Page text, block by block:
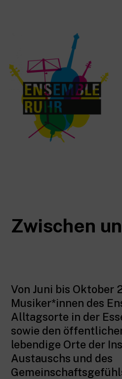
Zwischen
Von Juni bis Oktober
Musiker*innen des
Alltagsorte in der
sowie den
lebendige Orte der
Austauschs und des